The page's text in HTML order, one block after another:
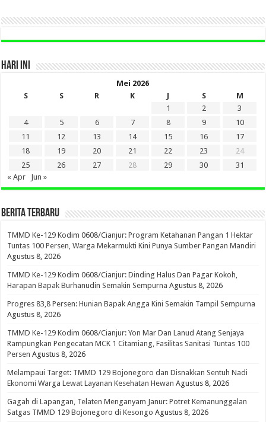
HARI INI
Mei 2026
S
S R K J S
M
1
2
3
4
5 6 7 8 9
10
11
12 13 14 15 16
17
18
19 20 21 22 23
24
25
26 27 28 29 30
31
« Apr
Jun »
BERITA TERBARU
TMMD Ke-129 Kodim 0608/Cianjur: Program Ketahanan Pangan 1 Hektar
Tuntas 100 Persen, Warga Mekarmukti Kini Punya Sumber Pangan Mandiri
Agustus 8, 2026
TMMD Ke-129 Kodim 0608/Cianjur: Dinding Halus Dan Pagar Kokoh,
Harapan Bapak Burhanudin Semakin Sempurna Agustus 8, 2026
Progres 83,8 Persen: Hunian Bapak Angga Kini Semakin Tampil Sempurna
Agustus 8, 2026
TMMD Ke-129 Kodim 0608/Cianjur: Yon Mar Dan Lanud Atang Senjaya
Rampungkan Pengecatan MCK 1 Citamiang, Fasilitas Sanitasi Tuntas 100
Persen Agustus 8, 2026
Melampaui Target: TMMD 129 Bojonegoro dan Disnakkan Sentuh Nadi
Ekonomi Warga Lewat Layanan Kesehatan Hewan Agustus 8, 2026
Gagah di Lapangan, Telaten Menganyam Janur: Potret Kemanunggalan
Satgas TMMD 129 Bojonegoro di Kesongo Agustus 8, 2026